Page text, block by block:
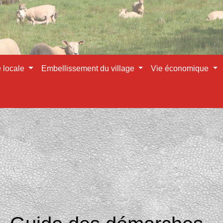
locale Embellissement du village Vie économique